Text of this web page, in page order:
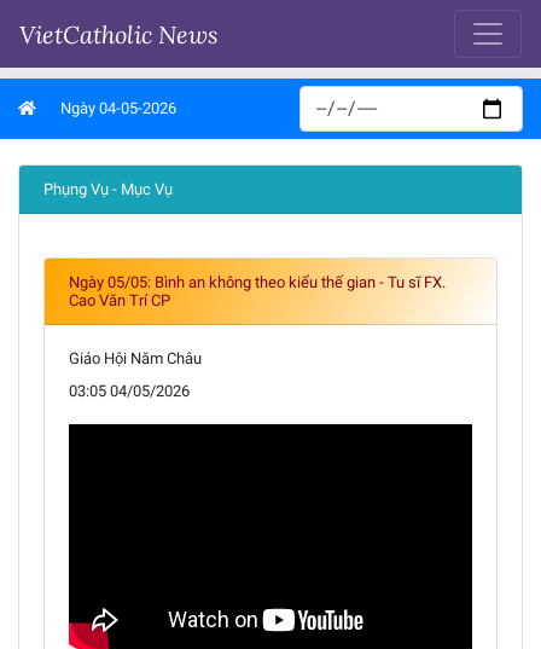
VietCatholic News
Ngày 04-05-2026
Phụng Vụ - Mục Vụ
Ngày 05/05: Bình an không theo kiểu thế gian - Tu sĩ FX.
Cao Văn Trí CP
Giáo Hội Năm Châu
03:05 04/05/2026